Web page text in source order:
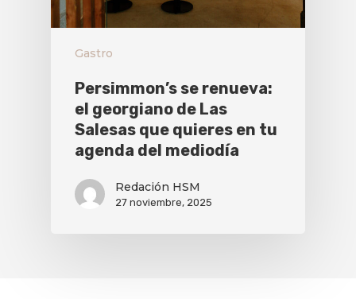
Gastro
Persimmon’s se renueva:
el georgiano de Las
Salesas que quieres en tu
agenda del mediodía
Redación HSM
27 noviembre, 2025